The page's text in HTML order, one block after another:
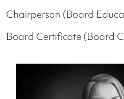
Chairperson (Board
Board Certificate (Board